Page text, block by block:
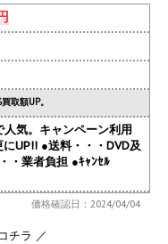
取額UP。
気。キャンペーン利用
にUP!! ●送料・・・DVD及
・業者負担 ●ｷｬﾝｾﾙ
価格確認日：2024/04/04
チラ ／